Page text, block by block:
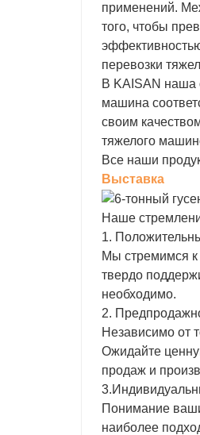
применений.
того, чтобы
перевозки
В KAISAN наша
машина
своим
тяжелого
Все наши
Выставка
Наше
1.
Мы стремимся
твердо
необходимо.
2.
Независимо от
Ожидайте
продаж и
Понимание
наиболее